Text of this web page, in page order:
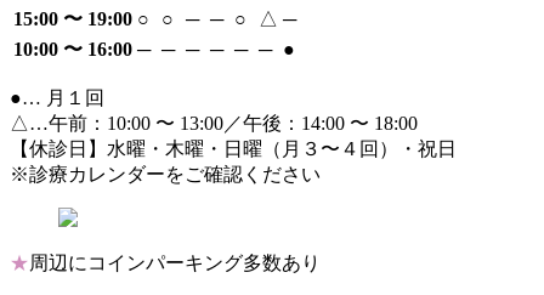
15:00 〜 19:00 ○ ○ ─ ─ ○ △ ─
10:00 〜 16:00 ─ ─ ─ ─ ─ ─ ●
●… 月１回
△…午前：10:00 〜 13:00／午後：14:00 〜 18:00
【休診日】水曜・木曜・日曜（月３〜４回）・祝日
※診療カレンダーをご確認ください
★周辺にコインパーキング多数あり